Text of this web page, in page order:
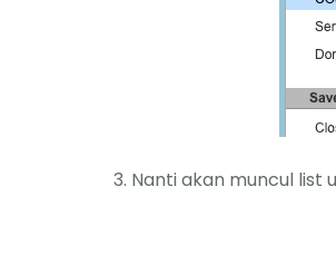
3. Nanti akan muncul list